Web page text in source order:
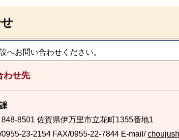
へお問い合わせください。
わせ先
848-8501 佐賀県伊万里市立花町1355番地1
23-2154 FAX/0955-22-7844 E-mail/